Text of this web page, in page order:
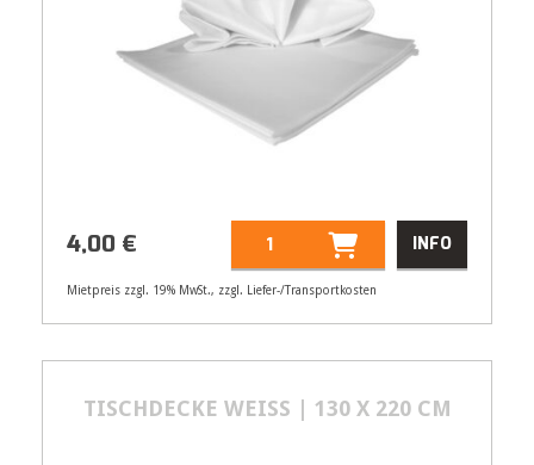
Artikelnummer
21101
Größenangabe:
(H | B) 130 | 130 cm
4,00 € INFO
Mietpreis zzgl. 19% MwSt., zzgl. Liefer-/Transportkosten
TISCHDECKE WEISS | 130 X 220 CM